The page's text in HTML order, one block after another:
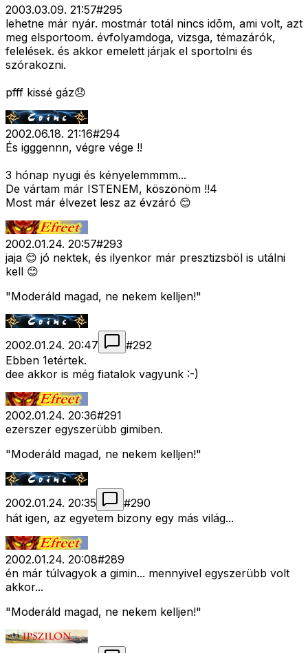
2003.03.09. 21:57#295
lehetne már nyár. mostmár totál nincs idõm, ami volt, azt
meg elsportoom. évfolyamdoga, vizsga, témazárók,
felelések. és akkor emelett járjak el sportolni és
szórakozni.
pfff kissé gáz😞
2002.06.18. 21:16#294
És igggennn, végre vége !!
3 hónap nyugi és kényelemmmm...
De vártam már ISTENEM, köszönöm !!4
Most már élvezet lesz az évzáró 😊
2002.01.24. 20:57#293
jaja 😊 jó nektek, és ilyenkor már presztizsböl is utálni
kell 😊
"Moderáld magad, ne nekem kelljen!"
2002.01.24. 20:47 #292
Ebben 1etértek.
dee akkor is még fiatalok vagyunk :-)
2002.01.24. 20:36#291
ezerszer egyszerübb gimiben.
"Moderáld magad, ne nekem kelljen!"
2002.01.24. 20:35 #290
hát igen, az egyetem bizony egy más világ...
2002.01.24. 20:08#289
én már túlvagyok a gimin... mennyivel egyszerübb volt
akkor...
"Moderáld magad, ne nekem kelljen!"